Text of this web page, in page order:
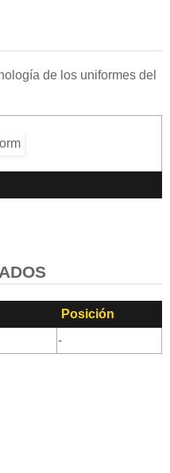
de los uniformes del
Posición
-